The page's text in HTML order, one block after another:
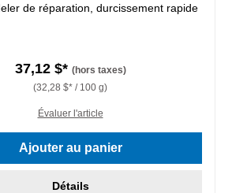
de réparation, durcissement rapide
37,12 $* (hors taxes)
(32,28 $* / 100 g)
Évaluer l'article
Ajouter au panier
Détails